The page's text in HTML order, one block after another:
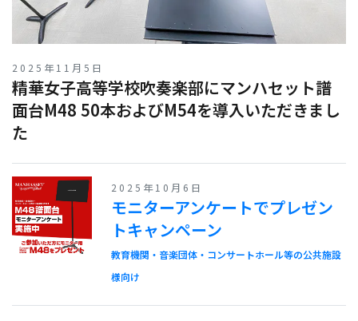
2025年11月5日
精華⼥⼦⾼等学校吹奏楽部にマンハセット譜
⾯台M48 50本およびM54を導⼊いただきまし
た
2025年10月6日
モニターアンケートでプレゼン
トキャンペーン
教育機関・音楽団体・コンサートホール等の公共施設
様向け